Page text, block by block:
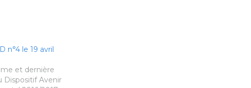
n°4 le 19 avril
et dernière
Dispositif Avenir